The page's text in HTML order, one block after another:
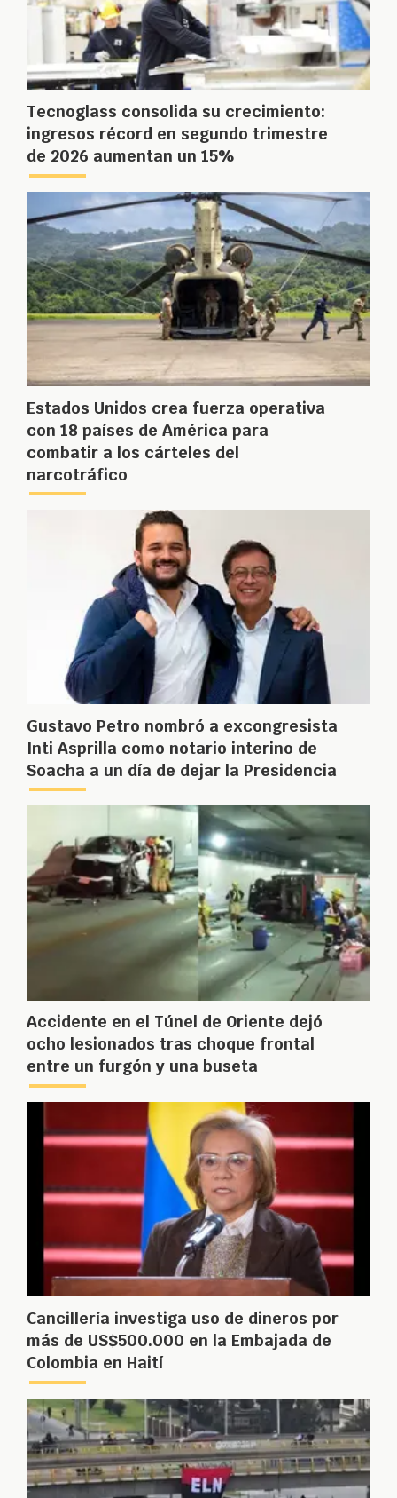
Tecnoglass consolida su crecimiento:
ingresos récord en segundo trimestre
de 2026 aumentan un 15%
Estados Unidos crea fuerza operativa
con 18 países de América para
combatir a los cárteles del
narcotráfico
Gustavo Petro nombró a excongresista
Inti Asprilla como notario interino de
Soacha a un día de dejar la Presidencia
Accidente en el Túnel de Oriente dejó
ocho lesionados tras choque frontal
entre un furgón y una buseta
Cancillería investiga uso de dineros por
más de US$500.000 en la Embajada de
Colombia en Haití